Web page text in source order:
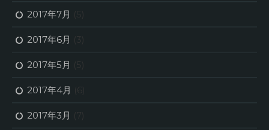
2017年7月 (5)
2017年6月 (3)
2017年5月 (5)
2017年4月 (6)
2017年3月 (7)